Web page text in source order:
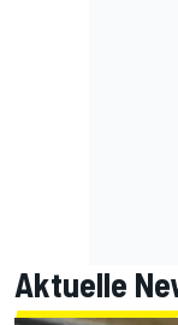
Aktuelle